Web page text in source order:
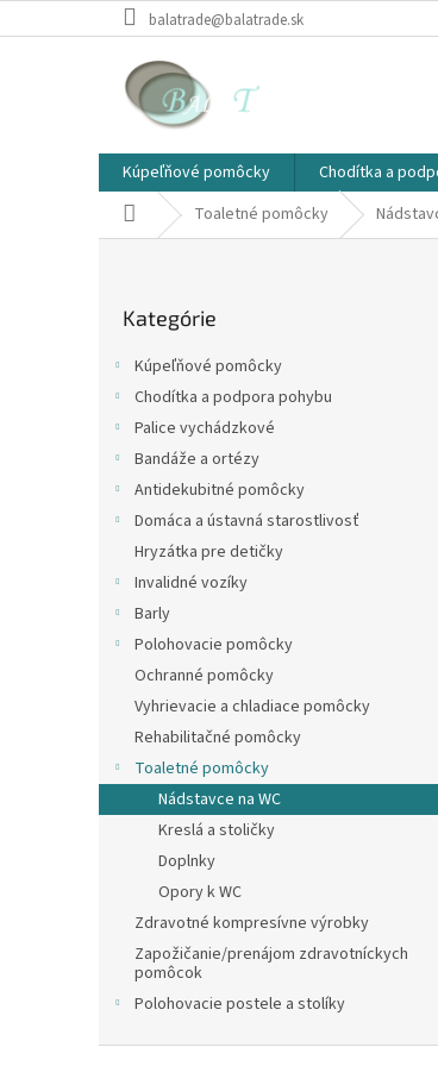
na
balatrade@balatrade.sk
Kúpeľňové pomôcky Chodítka a
Domov Toaletné pomôcky
kategórie
Kategórie
Kúpeľňové pomôcky
Chodítka a podpora pohybu
Palice vychádzkové
Bandáže a ortézy
Antidekubitné pomôcky
Domáca a ústavná starostlivosť
Hryzátka pre detičky
Invalidné vozíky
Barly
Polohovacie pomôcky
Ochranné pomôcky
Vyhrievacie a chladiace pomôcky
Rehabilitačné pomôcky
Toaletné pomôcky
Nádstavce na WC
Kreslá a stoličky
Doplnky
Opory k WC
Zdravotné kompresívne výrobky
Zapožičanie/prenájom zdravotníckych
pomôcok
Polohovacie postele a stolíky